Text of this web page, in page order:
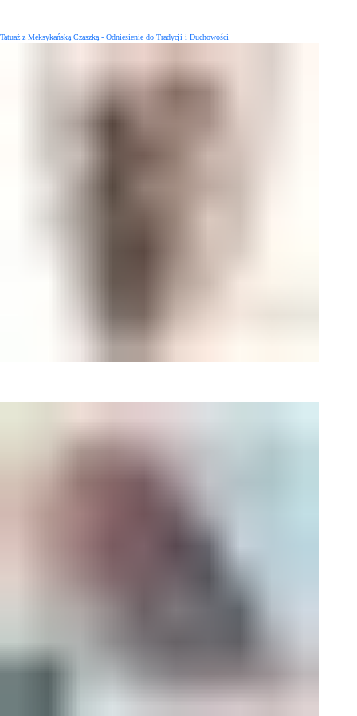
Tatuaż z Meksykańską Czaszką - Odniesienie do Tradycji i Duchowości